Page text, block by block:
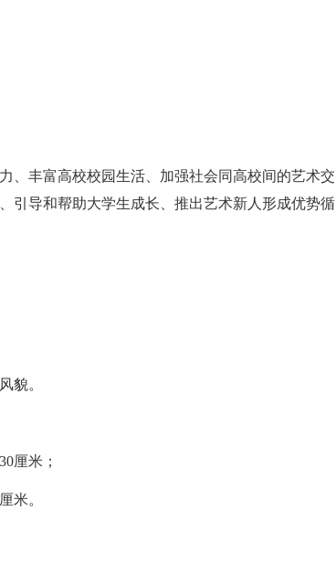
、丰富高校校园生活、加强社会同高校间的艺术交
引导和帮助大学生成长、推出艺术新人形成优势循
貌。
厘米；
米。